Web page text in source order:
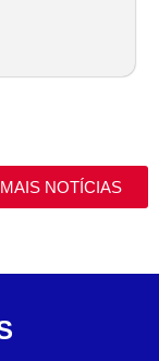
MAIS NOTÍCIAS